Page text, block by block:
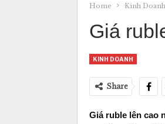
Home Kinh Doanh
Giá
KINH DOANH
Share
Giá ruble lên cao